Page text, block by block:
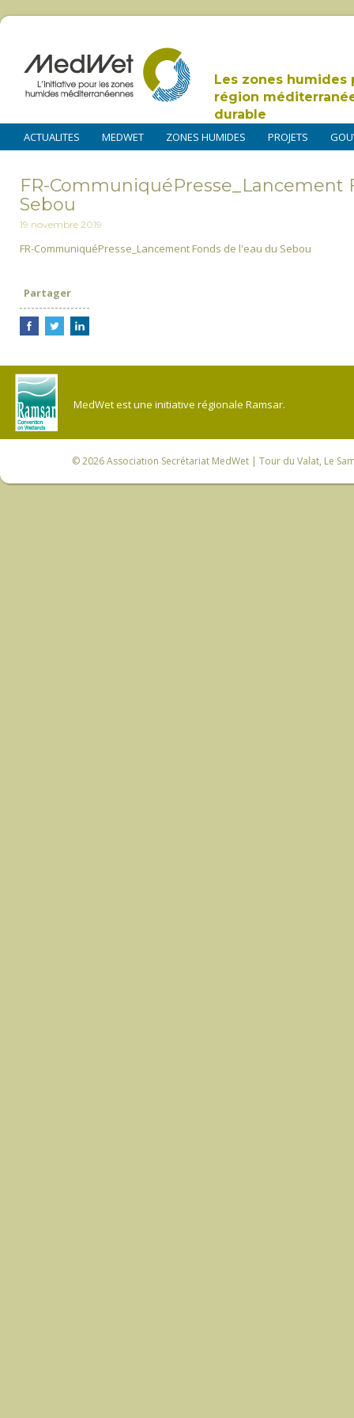
Les zones humides
région
durable
ACTUALITES MEDWET ZONES HUMIDES PROJETS
FR-CommuniquéPresse_Lancement
Sebou
19 novembre 2019
FR-CommuniquéPresse_Lancement Fonds de l'eau du Sebou
Partager
MedWet est une initiative régionale Ramsar.
© 2026Association Secrétariat MedWet | Tour du Valat, Le